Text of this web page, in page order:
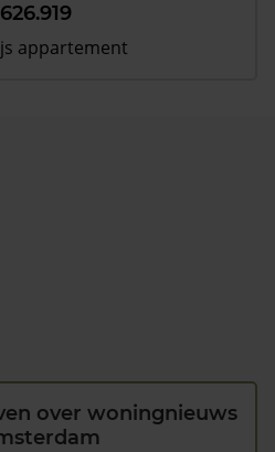
appartement
over woningnieuws